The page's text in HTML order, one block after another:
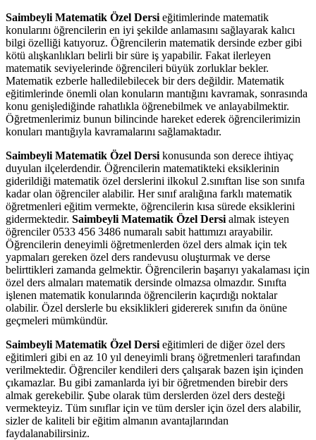
Saimbeyli Matematik Özel Dersi eğitimlerinde matematik
konularını öğrencilerin en iyi şekilde anlamasını sağlayarak kalıcı
bilgi özelliği katıyoruz. Öğrencilerin matematik dersinde ezber gibi
kötü alışkanlıkları belirli bir süre iş yapabilir. Fakat ilerleyen
matematik seviyelerinde öğrencileri büyük zorluklar bekler.
Matematik ezberle halledilebilecek bir ders değildir. Matematik
eğitimlerinde önemli olan konuların mantığını kavramak, sonrasında
konu genişlediğinde rahatlıkla öğrenebilmek ve anlayabilmektir.
Öğretmenlerimiz bunun bilincinde hareket ederek öğrencilerimizin
konuları mantığıyla kavramalarını sağlamaktadır.
Saimbeyli Matematik Özel Dersi konusunda son derece ihtiyaç
duyulan ilçelerdendir. Öğrencilerin matematikteki eksiklerinin
giderildiği matematik özel derslerini ilkokul 2.sınıftan lise son sınıfa
kadar olan öğrenciler alabilir. Her sınıf aralığına farklı matematik
öğretmenleri eğitim vermekte, öğrencilerin kısa sürede eksiklerini
gidermektedir. Saimbeyli Matematik Özel Dersi almak isteyen
öğrenciler 0533 456 3486 numaralı sabit hattımızı arayabilir.
Öğrencilerin deneyimli öğretmenlerden özel ders almak için tek
yapmaları gereken özel ders randevusu oluşturmak ve derse
belirttikleri zamanda gelmektir. Öğrencilerin başarıyı yakalaması için
özel ders almaları matematik dersinde olmazsa olmazdır. Sınıfta
işlenen matematik konularında öğrencilerin kaçırdığı noktalar
olabilir. Özel derslerle bu eksiklikleri gidererek sınıfın da önüne
geçmeleri mümkündür.
Saimbeyli Matematik Özel Dersi eğitimleri de diğer özel ders
eğitimleri gibi en az 10 yıl deneyimli branş öğretmenleri tarafından
verilmektedir. Öğrenciler kendileri ders çalışarak bazen işin içinden
çıkamazlar. Bu gibi zamanlarda iyi bir öğretmenden birebir ders
almak gerekebilir. Şube olarak tüm derslerden özel ders desteği
vermekteyiz. Tüm sınıflar için ve tüm dersler için özel ders alabilir,
sizler de kaliteli bir eğitim almanın avantajlarından
faydalanabilirsiniz.